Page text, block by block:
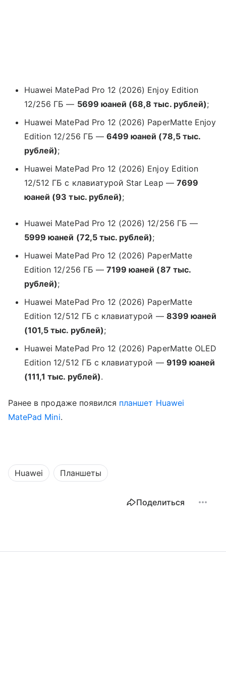
Huawei MatePad Pro 12 (2026) Enjoy Edition
12/256 ГБ — 5699 юаней (68,8 тыс. рублей);
Huawei MatePad Pro 12 (2026) PaperMatte Enjoy
Edition 12/256 ГБ — 6499 юаней (78,5 тыс.
рублей);
Huawei MatePad Pro 12 (2026) Enjoy Edition
12/512 ГБ с клавиатурой Star Leap — 7699
юаней (93 тыс. рублей);
Huawei MatePad Pro 12 (2026) 12/256 ГБ —
5999 юаней (72,5 тыс. рублей);
Huawei MatePad Pro 12 (2026) PaperMatte
Edition 12/256 ГБ — 7199 юаней (87 тыс.
рублей);
Huawei MatePad Pro 12 (2026) PaperMatte
Edition 12/512 ГБ с клавиатурой — 8399 юаней
(101,5 тыс. рублей);
Huawei MatePad Pro 12 (2026) PaperMatte OLED
Edition 12/512 ГБ с клавиатурой — 9199 юаней
(111,1 тыс. рублей).
Ранее в продаже появился планшет Huawei
MatePad Mini.
Huawei Планшеты
Поделиться